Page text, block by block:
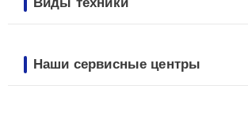
Наши сервисные центры